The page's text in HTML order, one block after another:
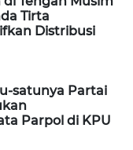
Tirta
Distribusi
satunya Partai
Parpol di KPU